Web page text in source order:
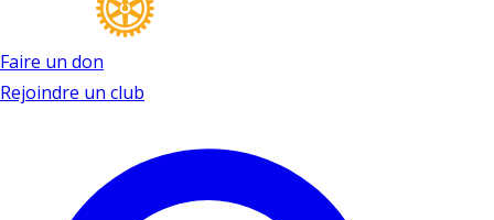
Faire un don
Rejoindre un club